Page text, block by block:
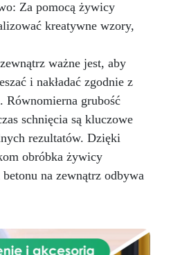
Za pomocą żywicy
kreatywne wzory,
ważne jest, aby
i nakładać zgodnie z
Równomierna grubość
schnięcia są kluczowe
rezultatów. Dzięki
obróbka żywicy
na zewnątrz odbywa